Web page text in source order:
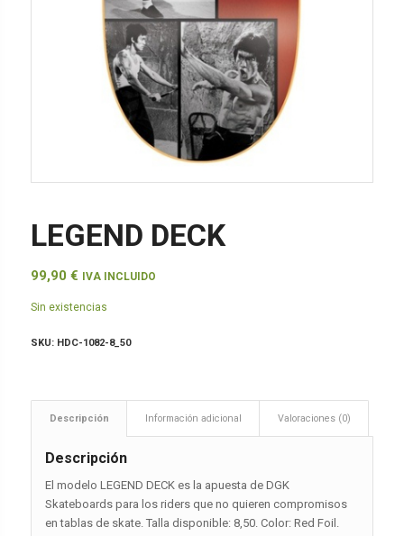
LEGEND DECK
99,90 € IVA INCLUIDO
Sin existencias
SKU: HDC-1082-8_50
Descripción Información adicional Valoraciones (0)
Descripción
El modelo LEGEND DECK es la apuesta de DGK
Skateboards para los riders que no quieren compromisos
en tablas de skate. Talla disponible: 8,50. Color: Red Foil.